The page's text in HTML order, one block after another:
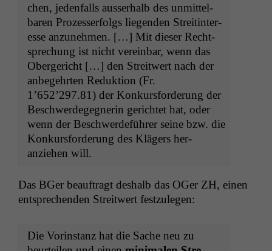
chen, jeden­falls ausser­halb des unmit­tel­
baren Prozesser­fol­gs liegen­den Stre­it­in­ter­
esse anzunehmen. […] Mit dieser Recht­
sprechung ist nicht vere­in­bar, wenn das
Oberg­ericht […] den Stre­itwert nach der
anbegehrten Reduk­tion (Fr.
1’652’297.81) der Konkurs­forderung der
Beschw­erdegeg­ner­in gerichtet hat, oder
wenn der Beschw­erde­führer seine bzw. die
Konkurs­forderung des Klägers her­
anziehen will.
Das BGer beauf­tragt deshalb das OGer ZH, einen
entsprechen­den Stre­itwert festzulegen:
Die Vorin­stanz hat die Sache neu zu